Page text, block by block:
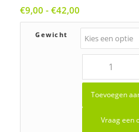
€9,00 - €42,00
tot
€42,00
Gewicht
Toevoegen
Vraag een